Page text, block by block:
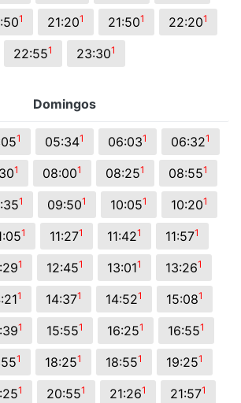
1 21:201 21:501 22:201
22:551 23:301
Domingos
1 05:341 06:031 06:321
1 08:001 08:251 08:551
1 09:501 10:051 10:201
1 11:271 11:421 11:571
1 12:451 13:011 13:261
1 14:371 14:521 15:081
1 15:551 16:251 16:551
1 18:251 18:551 19:251
1 20:551 21:261 21:571